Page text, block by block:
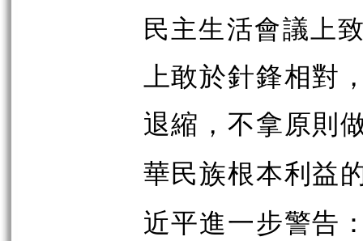
民主生活會議上
上敢於針鋒相對
退縮，不拿原則
華民族根本利益
近平進一步警告